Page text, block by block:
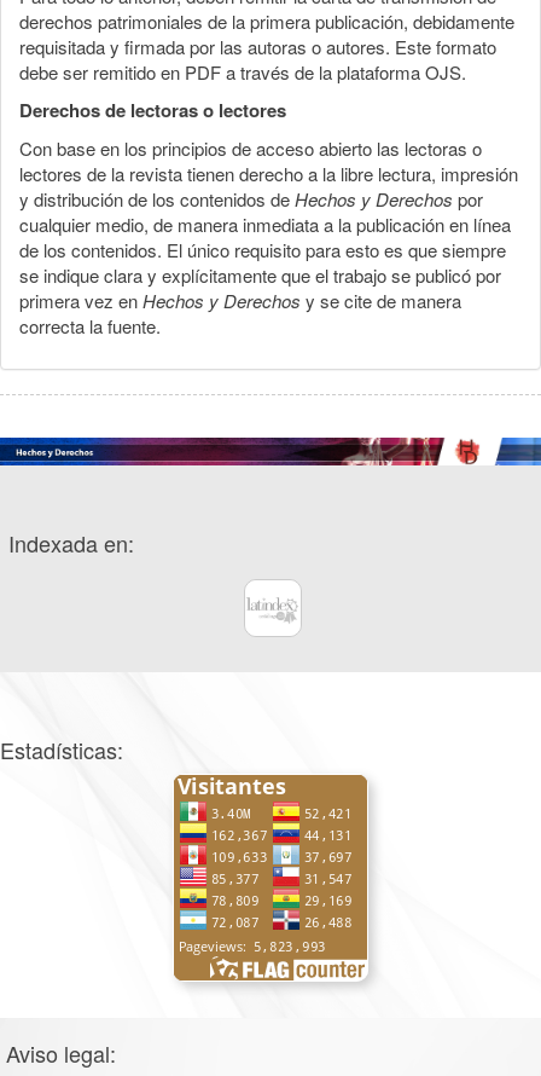
derechos patrimoniales de la primera publicación, debidamente
requisitada y firmada por las autoras o autores. Este formato
debe ser remitido en PDF a través de la plataforma OJS.
Derechos de lectoras o lectores
Con base en los principios de acceso abierto las lectoras o
lectores de la revista tienen derecho a la libre lectura, impresión
y distribución de los contenidos deHechos y Derechos por
cualquier medio, de manera inmediata a la publicación en línea
de los contenidos. El único requisito para esto es que siempre
se indique clara y explícitamente que el trabajo se publicó por
primera vez enHechos y Derechos y se cite de manera
correcta la fuente.
Indexada en:
Estadísticas:
Aviso legal: